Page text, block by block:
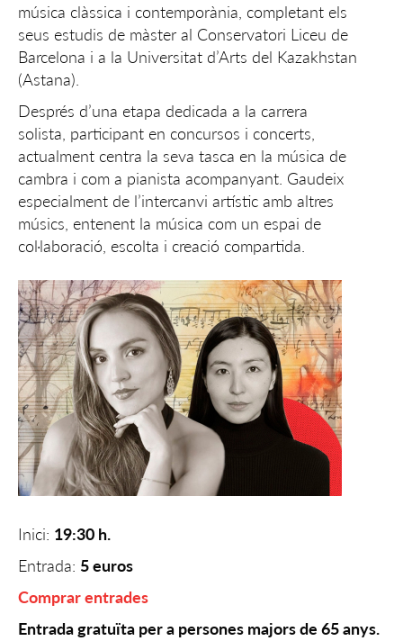
música clàssica i contemporània, completant els
seus estudis de màster al Conservatori Liceu de
Barcelona i a la Universitat d’Arts del Kazakhstan
(Astana).
Després d’una etapa dedicada a la carrera
solista, participant en concursos i concerts,
actualment centra la seva tasca en la música de
cambra i com a pianista acompanyant. Gaudeix
especialment de l’intercanvi artístic amb altres
músics, entenent la música com un espai de
col·laboració, escolta i creació compartida.
Inici: 19:30 h.
Entrada: 5 euros
Comprar entrades
Entrada gratuïta per a persones majors de 65 anys.